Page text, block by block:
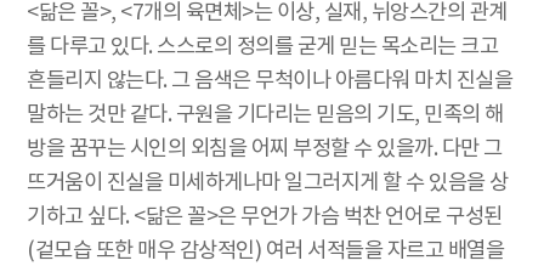
<닮은 꼴>, <7개의 육면체>는 이상, 실재, 뉘앙스간의 관계
를 다루고 있다. 스스로의 정의를 굳게 믿는 목소리는 크고
흔들리지 않는다. 그 음색은 무척이나 아름다워 마치 진실을
말하는 것만 같다. 구원을 기다리는 믿음의 기도, 민족의 해
방을 꿈꾸는 시인의 외침을 어찌 부정할 수 있을까. 다만 그
뜨거움이 진실을 미세하게나마 일그러지게 할 수 있음을 상
기하고 싶다. <닮은 꼴>은 무언가 가슴 벅찬 언어로 구성된
(겉모습 또한 매우 감상적인) 여러 서적들을 자르고 배열을